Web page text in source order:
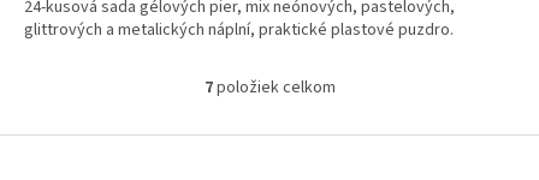
24-kusová sada gélových pier, mix neónových, pastelových,
glittrových a metalických náplní, praktické plastové puzdro.
O
l
7položiek celkom